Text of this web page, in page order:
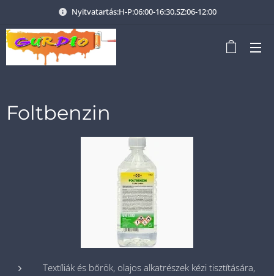
Nyitvatartás:H-P:06:00-16:30,SZ:06-12:00
Foltbenzin
Textíliák és bőrök, olajos alkatrészek kézi tisztítására,